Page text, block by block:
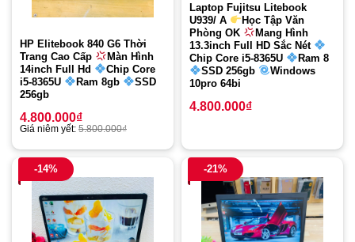
HP Elitebook 840 G6 Thời
Trang Cao Cấp
Màn Hình
14inch Full Hd
Chip Core
i5-8365U
Ram 8gb
SSD
256gb
4.800.000₫
Giá niêm yết: 5.800.000₫
Laptop Fujitsu Litebook
U939/ A
Học Tập Văn
Phòng OK
Mang Hình
13.3inch Full HD Sắc Nét
Chip Core i5-8365U
Ram 8
SSD 256gb
Windows
10pro 64bi
4.800.000₫
-14% -21%